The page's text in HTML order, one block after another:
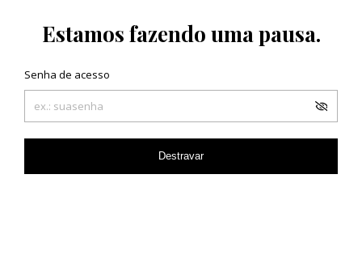
Estamos fazendo uma pausa.
Senha de acesso
Destravar